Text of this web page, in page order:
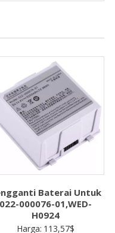
Baterai Untuk
022-000076-01,WED-
H0924
Harga: 113,57$